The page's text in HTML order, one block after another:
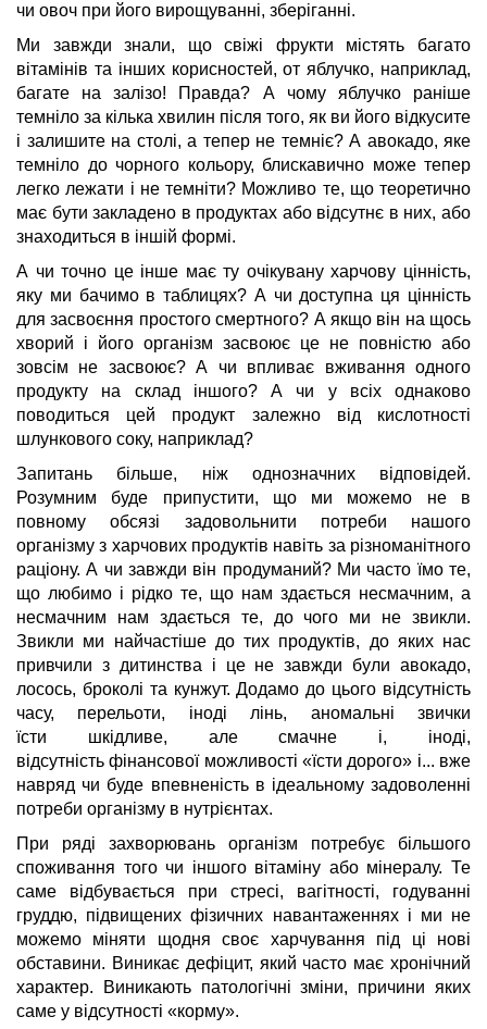
чи овоч при його вирощуванні, зберіганні.
Ми завжди знали, що свіжі фрукти містять багато
вітамінів та інших корисностей, от яблучко, наприклад,
багате на залізо! Правда? А чому яблучко раніше
темніло за кілька хвилин після того, як ви його відкусите
і залишите на столі, а тепер не темніє? А авокадо, яке
темніло до чорного кольору, блискавично може тепер
легко лежати і не темніти? Можливо те, що теоретично
має бути закладено в продуктах або відсутнє в них, або
знаходиться в іншій формі.
А чи точно це інше має ту очікувану харчову цінність,
яку ми бачимо в таблицях? А чи доступна ця цінність
для засвоєння простого смертного? А якщо він на щось
хворий і його організм засвоює це не повністю або
зовсім не засвоює? А чи впливає вживання одного
продукту на склад іншого? А чи у всіх однаково
поводиться цей продукт залежно від кислотності
шлункового соку, наприклад?
Запитань більше, ніж однозначних відповідей.
Розумним буде припустити, що ми можемо не в
повному обсязі задовольнити потреби нашого
організму з харчових продуктів навіть за різноманітного
раціону. А чи завжди він продуманий? Ми часто їмо те,
що любимо і рідко те, що нам здається несмачним, а
несмачним нам здається те, до чого ми не звикли.
Звикли ми найчастіше до тих продуктів, до яких нас
привчили з дитинства і це не завжди були авокадо,
лосось, броколі та кунжут. Додамо до цього відсутність
часу, перельоти, іноді лінь, аномальні звички
їсти шкідливе, але смачне і, іноді,
відсутність фінансової можливості «їсти дорого» і... вже
навряд чи буде впевненість в ідеальному задоволенні
потреби організму в нутрієнтах.
При ряді захворювань організм потребує більшого
споживання того чи іншого вітаміну або мінералу. Те
саме відбувається при стресі, вагітності, годуванні
груддю, підвищених фізичних навантаженнях і ми не
можемо міняти щодня своє харчування під ці нові
обставини. Виникає дефіцит, який часто має хронічний
характер. Виникають патологічні зміни, причини яких
саме у відсутності «корму».